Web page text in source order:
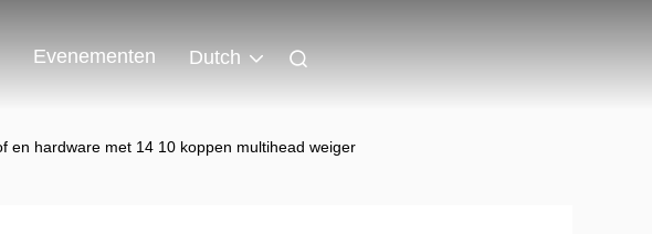
Evenementen Dutch
en hardware met 14 10 koppen multihead weiger